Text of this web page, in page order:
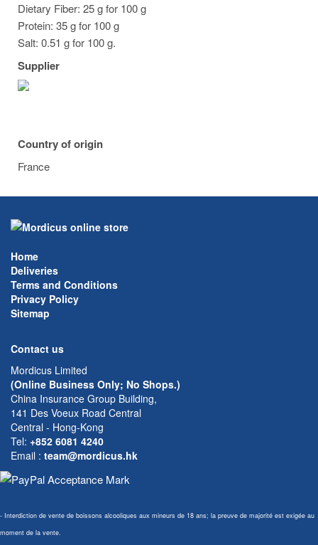
Dietary Fiber: 25 g for 100 g
Protein: 35 g for 100 g
Salt: 0.51 g for 100 g.
Supplier
Country of origin
France
Home
Deliveries
Terms and Conditions
Privacy Policy
Sitemap
Contact us
Mordicus Limited
(Online Business Only; No Shops.)
China Insurance Group Building,
141 Des Voeux Road Central
Central - Hong-Kong
Tel: +852 6081 4240
Email : team@mordicus.hk
- Interdiction de vente de boissons alcooliques aux mineurs de 18 ans; la preuve de majorité est exigée au
moment de la vente.